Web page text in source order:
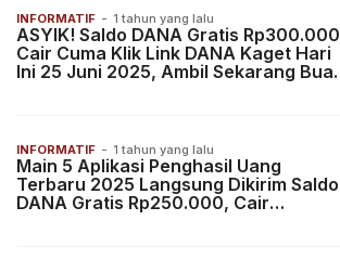
INFORMATIF - 1 tahun yang lalu
ASYIK! Saldo DANA Gratis Rp300.000
Cair Cuma Klik Link DANA Kaget Hari
Ini 25 Juni 2025, Ambil Sekarang Buat
INFORMATIF - 1 tahun yang lalu
Main 5 Aplikasi Penghasil Uang
Terbaru 2025 Langsung Dikirim Saldo
DANA Gratis Rp250.000, Cair